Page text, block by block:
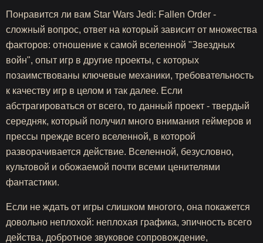
Понравится ли вам Star Wars Jedi: Fallen Order -
сложный вопрос, ответ на который зависит от множества
факторов: отношение к самой вселенной "Звездных
войн", опыт игр в другие проекты, с которых
позаимствованы ключевые механики, требовательность
к качеству игр в целом и так далее. Если
абстрагироваться от всего, то данный проект - твердый
середняк, который получил много внимания геймеров и
прессы прежде всего вселенной, в которой
разворачивается действие. Вселенной, безусловно,
культовой и обожаемой почти всеми ценителями
фантастики.
Если не ждать от игры слишком многого, она покажется
довольно неплохой: неплохая графика, эпичность всего
действа, добротное звуковое сопровождение,